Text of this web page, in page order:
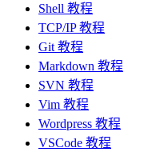
Shell 教程
TCP/IP 教程
Git 教程
Markdown 教程
SVN 教程
Vim 教程
Wordpress 教程
VSCode 教程